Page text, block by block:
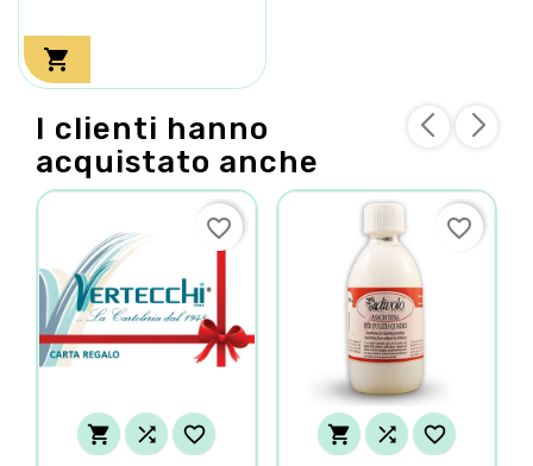

I clienti hanno
acquistato anche
  
favorite_border
  
favorite_border